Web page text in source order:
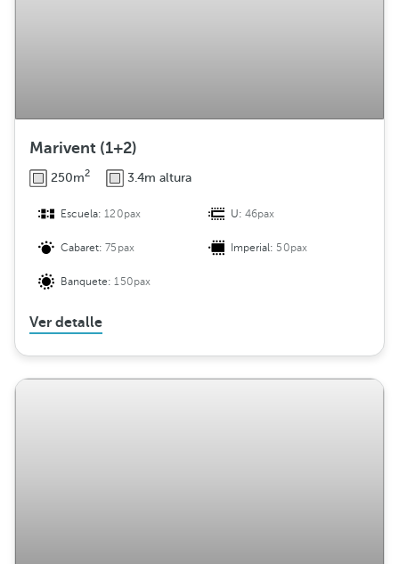
Marivent (1+2)
250m2 3.4m altura
Escuela:120pax U:46pax
Cabaret:75pax Imperial: 50pax
Banquete:150pax
Ver detalle